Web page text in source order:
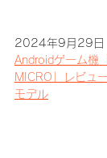
2024年9月29日
Androidゲーム機
MICRO」レビュ
モデル